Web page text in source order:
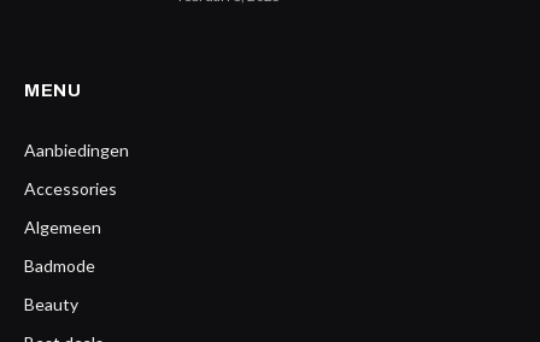
MENU
Aanbiedingen
Accessories
Algemeen
Badmode
Beauty